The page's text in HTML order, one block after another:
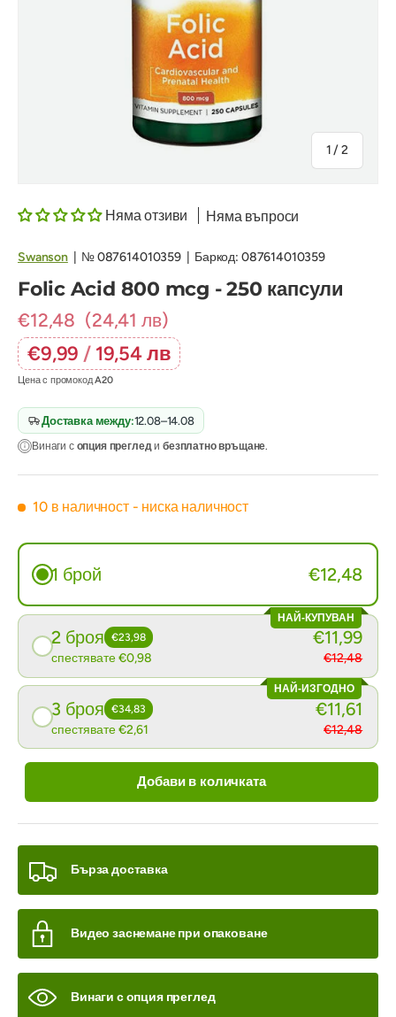
1 /на
2
Няма отзиви Няма въпроси
Swanson| №087614010359 Баркод: 087614010359
Folic Acid 800 mcg - 250 капсули
€12,48 (24,41 лв)
€9,99 / 19,54 лв
Цена с промокодA20
Доставка между:12.08–14.08
Винаги с опция прегледибезплатно връщане.
10 в наличност - ниска наличност
1 брой €12,48
НАЙ-КУПУВАН
2 броя €23,98
спестявате €0,98
€11,99
€12,48
НАЙ-ИЗГОДНО
3 броя €34,83
спестявате €2,61
€11,61
€12,48
Добави в количката
Бърза доставка
Видео заснемане при опаковане
Винаги с опция преглед